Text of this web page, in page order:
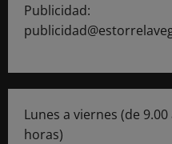
Publicidad:
Lunes a viernes (de
horas)